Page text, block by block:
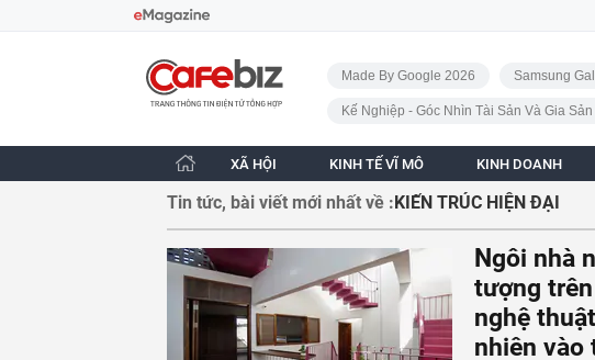
CafeBiz - Trang chủ
Made By Google 2026
Samsung
Kế Nghiệp - Góc Nhìn Tài Sản Và Gia Sản
XÃ HỘI KINH TẾ VĨ MÔ KINH DOANH
Tin tức, bài viết mới nhất về :KIẾN TRÚC HIỆN ĐẠI
Ngôi nhà
tượng
nghệ
nhiên vào